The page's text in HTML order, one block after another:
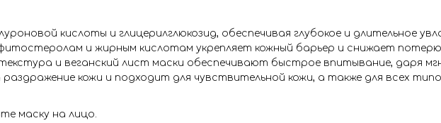
кислоты и глицерилглюкозид, обеспечивая глубокое и длительное
и жирным кислотам укрепляет кожный барьер и снижает потерю
и веганский лист маски обеспечивают быстрое впитывание, даря
кожи и подходит для чувствительной кожи, а также для всех
маску на лицо.